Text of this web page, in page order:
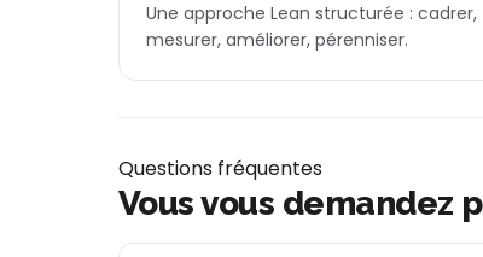
Une approche Lean structurée : cadrer,
mesurer, améliorer, pérenniser.
Questions fréquentes
Vous vous demandez